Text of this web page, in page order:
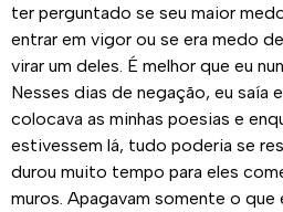
ter perguntado se seu maior
entrar em vigor ou se era medo
virar um deles. É melhor que eu
Nesses dias de negação, eu saía
colocava as minhas poesias e
estivessem lá, tudo poderia se
durou muito tempo para eles
muros. Apagavam somente o que